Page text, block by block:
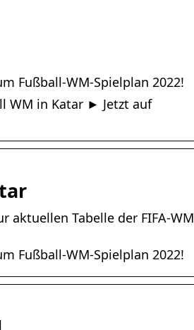
Fußball-WM-Spielplan 2022!
WM in Katar ► Jetzt auf
aktuellen Tabelle der FIFA-WM
Fußball-WM-Spielplan 2022!